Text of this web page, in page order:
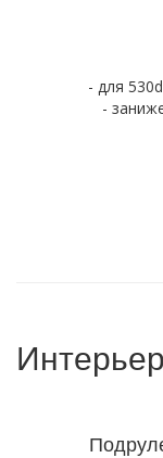
- для
-
Интерьер